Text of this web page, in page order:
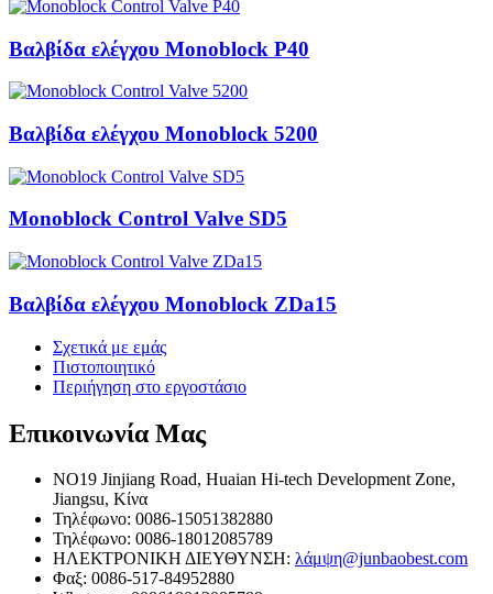
Βαλβίδα ελέγχου Monoblock P40
Βαλβίδα ελέγχου Monoblock 5200
Monoblock Control Valve SD5
Βαλβίδα ελέγχου Monoblock ZDa15
Σχετικά με εμάς
Πιστοποιητικό
Περιήγηση στο εργοστάσιο
ΕπικοινωνίαΜας
NO19 Jinjiang Road, Huaian Hi-tech Development Zone,
Jiangsu, Κίνα
Τηλέφωνο: 0086-15051382880
Τηλέφωνο: 0086-18012085789
ΗΛΕΚΤΡΟΝΙΚΗ ΔΙΕΥΘΥΝΣΗ: λάμψη@junbaobest.com
Φαξ: 0086-517-84952880